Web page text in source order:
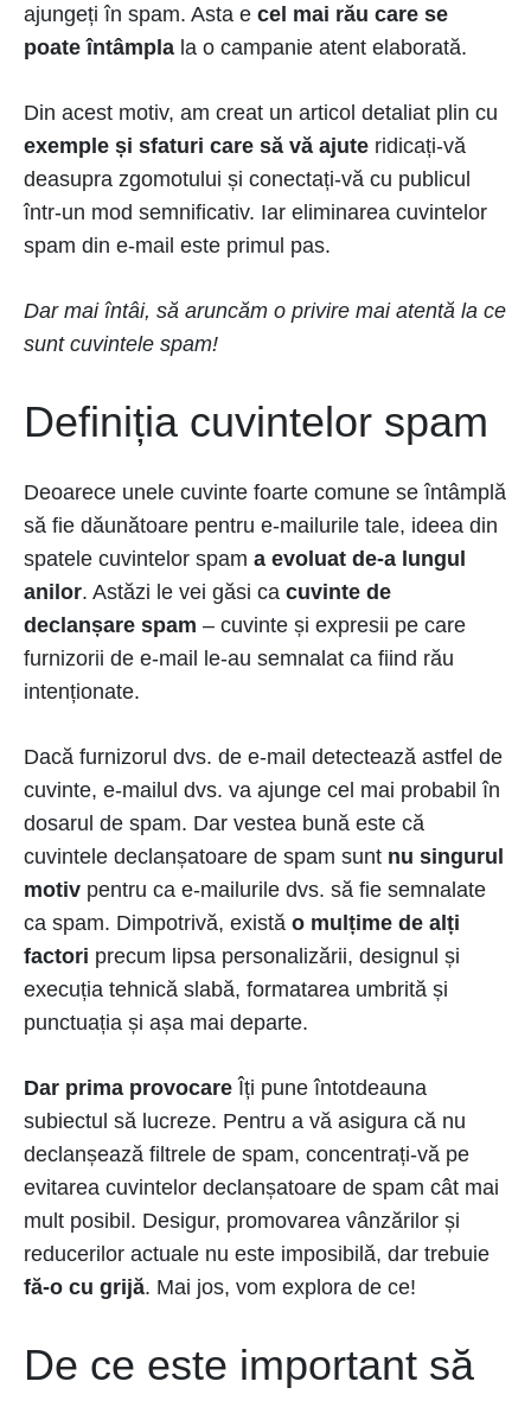
ajungeți în spam. Asta e cel mai rău care se
poate întâmpla la o campanie atent elaborată.
Din acest motiv, am creat un articol detaliat plin cu
exemple și sfaturi care să vă ajute ridicați-vă
deasupra zgomotului și conectați-vă cu publicul
într-un mod semnificativ. Iar eliminarea cuvintelor
spam din e-mail este primul pas.
Dar mai întâi, să aruncăm o privire mai atentă la ce
sunt cuvintele spam!
Definiția cuvintelor spam
Deoarece unele cuvinte foarte comune se întâmplă
să fie dăunătoare pentru e-mailurile tale, ideea din
spatele cuvintelor spam a evoluat de-a lungul
anilor. Astăzi le vei găsi ca cuvinte de
declanșare spam – cuvinte și expresii pe care
furnizorii de e-mail le-au semnalat ca fiind rău
intenționate.
Dacă furnizorul dvs. de e-mail detectează astfel de
cuvinte, e-mailul dvs. va ajunge cel mai probabil în
dosarul de spam. Dar vestea bună este că
cuvintele declanșatoare de spam sunt nu singurul
motiv pentru ca e-mailurile dvs. să fie semnalate
ca spam. Dimpotrivă, există o mulțime de alți
factori precum lipsa personalizării, designul și
execuția tehnică slabă, formatarea umbrită și
punctuația și așa mai departe.
Dar prima provocare Îți pune întotdeauna
subiectul să lucreze. Pentru a vă asigura că nu
declanșează filtrele de spam, concentrați-vă pe
evitarea cuvintelor declanșatoare de spam cât mai
mult posibil. Desigur, promovarea vânzărilor și
reducerilor actuale nu este imposibilă, dar trebuie
fă-o cu grijă. Mai jos, vom explora de ce!
De ce este important să